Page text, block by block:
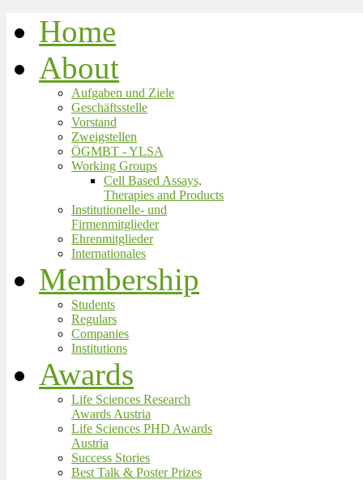
Home
About
Aufgaben und Ziele
Geschäftsstelle
Vorstand
Zweigstellen
ÖGMBT - YLSA
Working Groups
Cell Based Assays,
Therapies and Products
Institutionelle- und
Firmenmitglieder
Ehrenmitglieder
Internationales
Membership
Students
Regulars
Companies
Institutions
Awards
Life Sciences Research
Awards Austria
Life Sciences PHD Awards
Austria
Success Stories
Best Talk & Poster Prizes